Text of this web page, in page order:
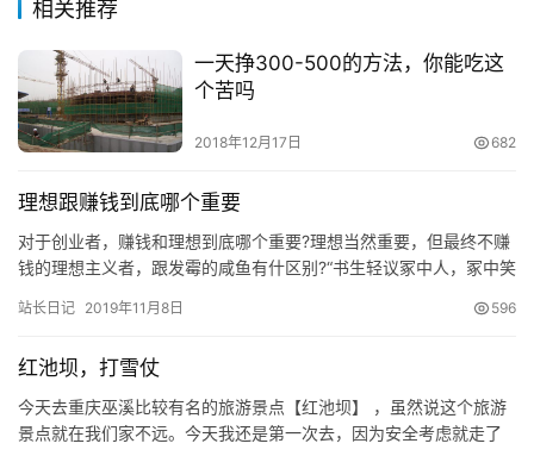
相关推荐
一天挣300-500的方法，你能吃这
个苦吗
2018年12月17日 682
理想跟赚钱到底哪个重要
对于创业者，赚钱和理想到底哪个重要?理想当然重要，但最终不赚
钱的理想主义者，跟发霉的咸鱼有什区别?“书生轻议冢中人，冢中笑
站长日记 2019年11月8日 596
红池坝，打雪仗
今天去重庆巫溪比较有名的旅游景点【红池坝】 ，虽然说这个旅游
景点就在我们家不远。今天我还是第一次去，因为安全考虑就走了